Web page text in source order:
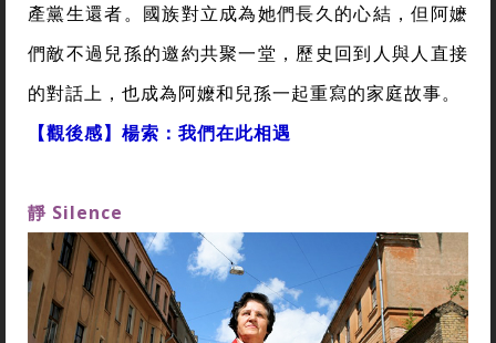
產黨生還者。國族對立成為她們長久的心結，但阿嬷
們敵不過兒孫的邀約共聚一堂，歷史回到人與人直接
的對話上，也成為阿嬤和兒孫一起重寫的家庭故事。
【觀後感】楊索：我們在此相遇
靜 Silence